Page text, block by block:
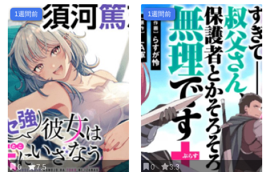
さんに～
1週間前
0 7.5
1週間前
0 3.3